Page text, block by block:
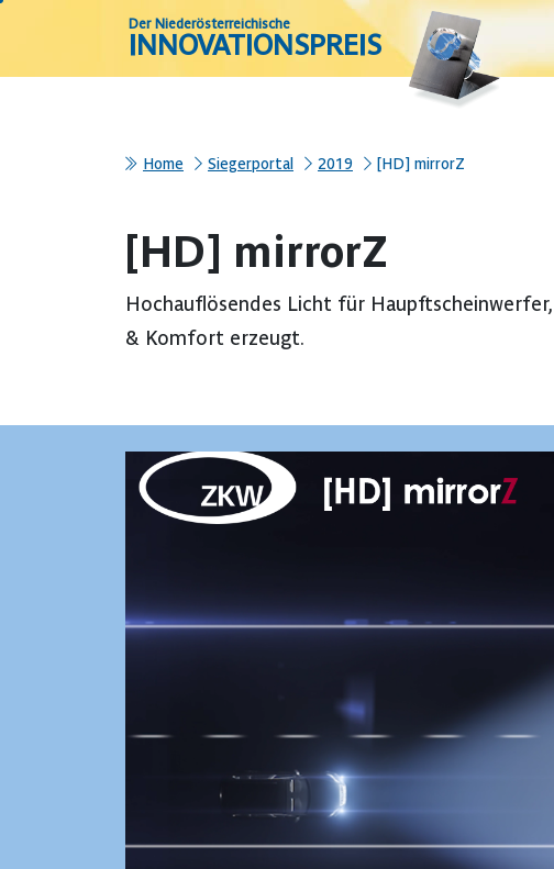
Der Niederösterreichische
INNOVATIONSPREIS
Home Siegerportal 2019 [HD] mirrorZ
[HD] mirrorZ
Hochauflösendes Licht für
& Komfort erzeugt.